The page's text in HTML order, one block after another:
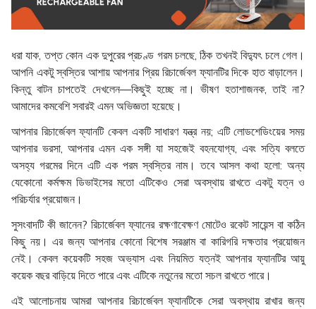
ধরা যাক, তপ্ত কোন এক দুপুরের প্রচণ্ড গরম চলছে, ঠিক তখনই বিদ্যুৎ চলে গেল।
আপনি একটু স্বস্তির আশায় আপনার প্রিয় রিচার্জেবল ফ্যানটির দিকে হাত বাড়ালেন।
কিন্তু বাটন চাপতেই দেখলেন—কিছুই হচ্ছে না। ভীষণ হতাশাজনক, তাই না?
আমাদের কমবেশি সবারই এমন অভিজ্ঞতা হয়েছে।
আপনার রিচার্জেবল ফ্যানটি কেবল একটি সাধারণ যন্ত্র নয়; এটি লোডশেডিংয়ের সময়
আপনার ভরসা, আপনার এমন এক সঙ্গী যা সহজেই বহনযোগ্য, এবং সত্যি বলতে
অসহ্য গরমের দিনে এটি এক পরম স্বস্তির নাম। তবে আসল কথা হলো: অন্য
যেকোনো কর্মক্ষম ডিভাইসের মতো এটিকেও সেরা অবস্থায় রাখতে একটু যত্ন ও
পরিচর্যার প্রয়োজন।
সুসংবাদটি কী জানেন? রিচার্জেবল ফ্যানের রক্ষণাবেক্ষণ মোটেও রকেট সায়েন্স বা কঠিন
কিছু নয়। এর জন্য আপনার কোনো বিশেষ সরঞ্জাম বা কারিগরি দক্ষতার প্রয়োজন
নেই। কেবল কয়েকটি সহজ অভ্যাস এবং নিয়মিত যত্নই আপনার ফ্যানটির আয়ু
কয়েক বছর বাড়িয়ে দিতে পারে এবং এটিকে নতুনের মতো সচল রাখতে পারে।
এই আলোচনায় আমরা আপনার রিচার্জেবল ফ্যানটিকে সেরা অবস্থায় রাখার জন্য